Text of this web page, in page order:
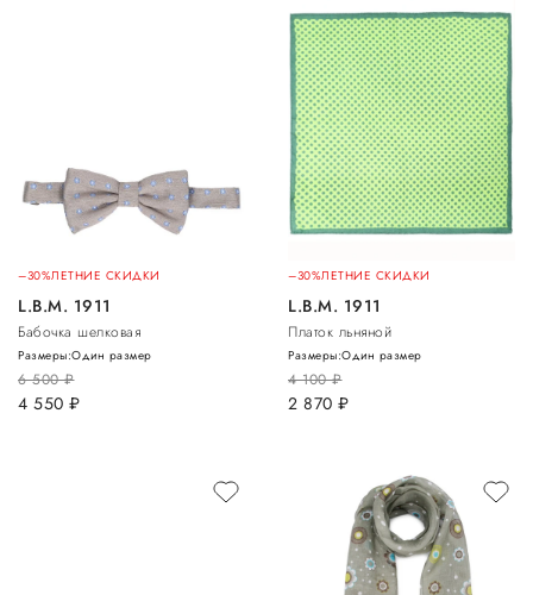
–30%ЛЕТНИЕ СКИДКИ
L.B.M. 1911
Бабочка шелковая
6 500руб.
4 550 руб.
Размеры:Один размер
–30%ЛЕТНИЕ СКИДКИ
L.B.M. 1911
Платок льняной
4 100руб.
2 870 руб.
Размеры:Один размер